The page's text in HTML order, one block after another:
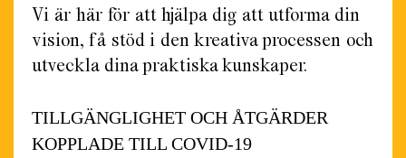
Vi är här för att hjälpa dig att utforma din
vision, få stöd i den kreativa processen och
utveckla dina praktiska kunskaper.
TILLGÄNGLIGHET OCH ÅTGÄRDER
KOPPLADE TILL COVID-19